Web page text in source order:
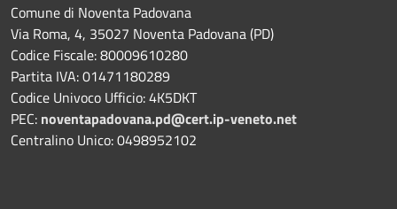
Comune di Noventa Padovana
Via Roma, 4, 35027 Noventa Padovana (PD)
Codice Fiscale: 80009610280
Partita IVA: 01471180289
Codice Univoco Ufficio: 4K5DKT
PEC: noventapadovana.pd@cert.ip-veneto.net
Centralino Unico: 0498952102